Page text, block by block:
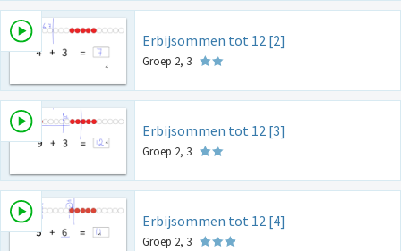
Erbijsommen tot 12 [2]
Groep 2, 3
Erbijsommen tot 12 [3]
Groep 2, 3
Erbijsommen tot 12 [4]
Groep 2, 3